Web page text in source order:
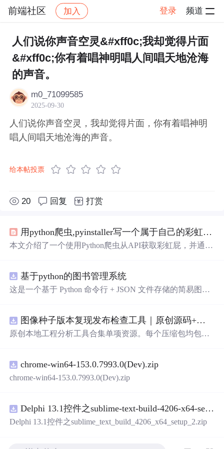
前端社区 加入 登录 频道
社区 前端社区 感慨 帖子详情
人们说你声音空灵&#xff0c;我却觉得片面
&#xff0c;你有着唱神明唱人间唱天地沧海
的声音。
m0_71099585
2025-09-30
人们说你声音空灵，我却觉得片面，你有着唱神明
唱人间唱天地沧海的声音。
给本帖投票
20 回复 打赏
用python爬虫,pyinstaller写一个属于自己的彩虹屁生成器！（链接在文末自取）
本文介绍了一个使用Python爬虫从API获取彩虹屁，并通过
基于python的图书管理系统
这是一个基于 Python 命令行 + JSON 文件存储的简易图书
添加、删除、修改、搜索（按书名/作者/ISBN），每本书
记录馆藏总数和当前可借数量。 学生管理：支持学生信息
过借阅上限、是否重复借阅；还书时自动判断是否逾期
（期限 30 天）；支持查看全部借阅记录、逾期记录和某人
→ 业务层 → 界面层），职责清晰，易于扩展或替换（比
如把 JSON 换成数据库只需改 storage.py）；数据保存在本
地 data/ 目录的 JSON 文件中，关闭程序数据不丢失
图像种子版本复现发布检查工具｜原创源码+测试+离线报告
原创本地工程分析工具合集单项资源。每个压缩包均包含
行效果图、README、运行说明、功能清单、MIT License
及原创授权声明。Node.js 18+ 可直接运行，零第三方运行
chrome-win64-153.0.7993.0(Dev).zip
chrome-win64-153.0.7993.0(Dev).zip
Delphi 13.1控件之sublime-text-build-4206-x64-setup-2.zip
Delphi 13.1控件之sublime_text_build_4206_x64_setup_2.zip